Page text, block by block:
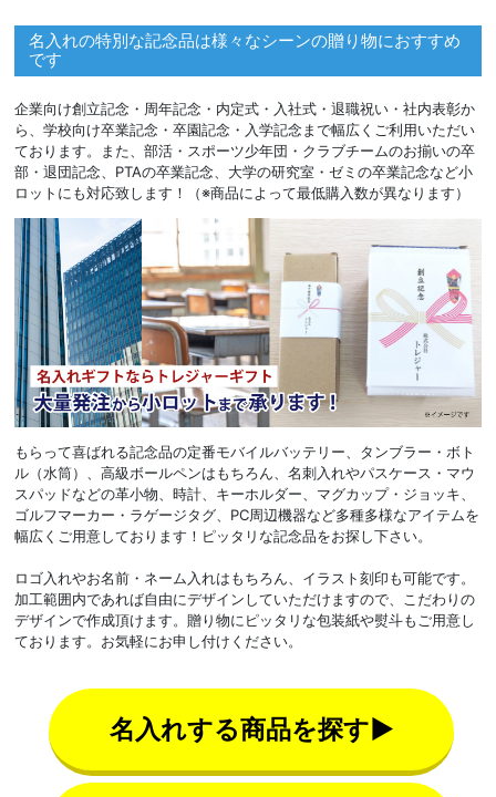
名入れの特別な記念品は様々なシーンの贈り物におすすめ
です
企業向け創立記念・周年記念・内定式・入社式・退職祝い・社内表彰か
ら、学校向け卒業記念・卒園記念・入学記念まで幅広くご利用いただい
ております。また、部活・スポーツ少年団・クラブチームのお揃いの卒
部・退団記念、PTAの卒業記念、大学の研究室・ゼミの卒業記念など小
ロットにも対応致します！（※商品によって最低購入数が異なります）
もらって喜ばれる記念品の定番モバイルバッテリー、タンブラー・ボト
ル（水筒）、高級ボールペンはもちろん、名刺入れやパスケース・マウ
スパッドなどの革小物、時計、キーホルダー、マグカップ・ジョッキ、
ゴルフマーカー・ラゲージタグ、PC周辺機器など多種多様なアイテムを
幅広くご用意しております！ピッタリな記念品をお探し下さい。
ロゴ入れやお名前・ネーム入れはもちろん、イラスト刻印も可能です。
加工範囲内であれば自由にデザインしていただけますので、こだわりの
デザインで作成頂けます。贈り物にピッタリな包装紙や熨斗もご用意し
ております。お気軽にお申し付けください。
名入れする商品を探す▶